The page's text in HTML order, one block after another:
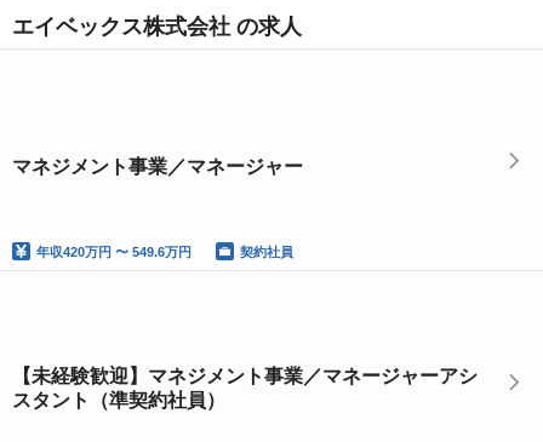
エイベックス株式会社 の求人
マネジメント事業／マネージャー
年収420万円 〜 549.6万円 契約社員
【未経験歓迎】マネジメント事業／マネージャーアシ
スタント（準契約社員）